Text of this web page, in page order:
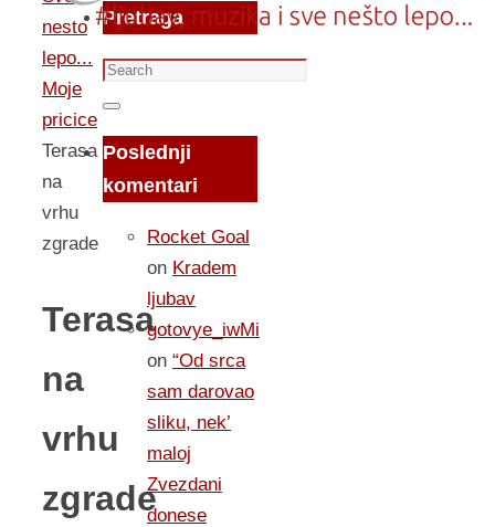
nesto
lepo...
Moje
pricice
Terasa
na
vrhu
zgrade
Terasa
na
vrhu
zgrade
Pretraga
Search
for:
Search
Poslednji
komentari
Rocket Goal
on Kradem
ljubav
gotovye_iwMi
on “Od srca
sam darovao
sliku, nek’
maloj
Zvezdani
donese